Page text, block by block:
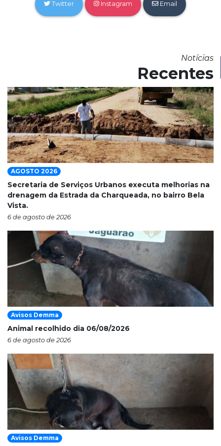
Twitter Instagram Email
Notícias
Recentes
AGOSTO 2026
Secretaria de Serviços Urbanos executa melhorias na
drenagem da Estrada da Charqueada, no bairro Bela
Vista.
6 de agosto de 2026
Avisos Demma
Animal recolhido dia 06/08/2026
6 de agosto de 2026
Avisos Demma